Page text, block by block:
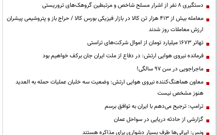
دستگیری ۸ نفر از اشرار مسلح شاخص و مرتبطین گروهک‌های تروریستی
معامله بیش از ۴۱۳ هزار تن کالا در بازار فیزیکی بورس کالا / حراج باز و پتروشیمی پیشران
ارزش معاملات روز شدند
تهاتر ۱۶۷۳ میلیارد تومان از اموال شرکت‌های تراستی
فرمانده نیروی هوایی ارتش: در دفاع از ملت ایران جان برکف خواهیم بود
ماجراجویی در سن ۹۷ سالگی!
معاون هماهنگ‌کننده نیروی هوایی ارتش: وضعیت سه خلبان عملیات حمله به العدید
هنوز مشخص نیست
ترامپ: ترجیح می‌دهم با ایران به توافق برسم
گزارشی از حادثه دریایی در سواحل عمان
ونس: ایرانی‌ها طرف بسیار دشواری برای مذاکره هستند